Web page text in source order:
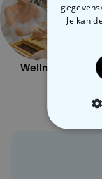
Wellness
Je kan